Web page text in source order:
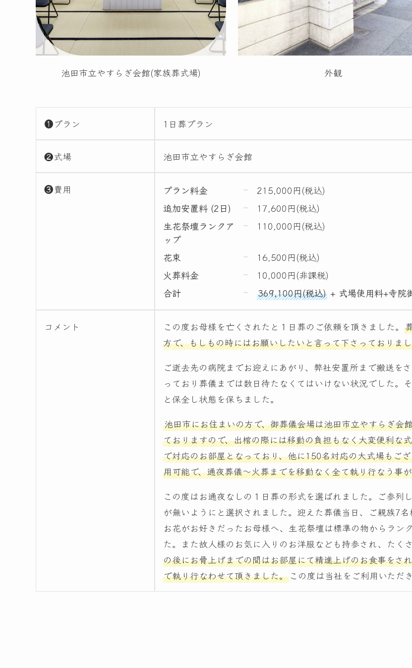
池田市立やすらぎ会館(家族葬式場) 外観
❶プラン 1日葬プラン
❷式場 池田市立やすらぎ会館
❸費用 プラン料金
215,000円(税込)
追加安置料 (2日)
17,600円(税込)
生花祭壇ランクア
ップ
110,000円(税込)
花束
16,500円(税込)
火葬料金
10,000円(非課税)
合計
369,100円(税込) + 式場使用料+寺院
コメント この度お母様を亡くされたと１日葬のご依頼を頂きました。
方で、もしもの時にはお願いしたいと言って下さっておりま
ご逝去先の病院までお迎えにあがり、弊社安置所まで搬送を
っており葬儀までは数日待たなくてはいけない状況でした。
と保全し状態を保ちました。
池田市にお住まいの方で、御葬儀会場は池田市立やすらぎ会
ておりますので、出棺の際には移動の負担もなく大変便利な
で対応のお部屋となっており、他に150名対応の大式場もご
用可能で、通夜葬儀～火葬までを移動なく全て執り行なう事
この度はお通夜なしの１日葬の形式を選ばれました。ご参列
が無いようにと選択されました。迎えた葬儀当日、ご親族7
お花がお好きだったお母様へ、生花祭壇は標準の物からラン
た。また故人様のお気に入りのお洋服なども持参され、たく
の後にお骨上げまでの間はお部屋にて精進上げのお食事をさ
で執り行なわせて頂きました。 この度は当社をご利用いただ